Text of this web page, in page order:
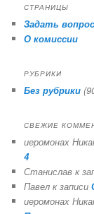
СТРАНИЦЫ
Задать вопрос
О комиссии
РУБРИКИ
Без рубрики
СВЕЖИЕ
иеромонах
4
Станислав к
Павел к записи
иеромонах